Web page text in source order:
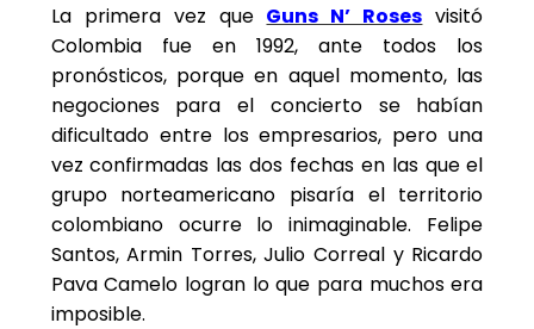
La primera vez que Guns N’ Roses visitó
Colombia fue en 1992, ante todos los
pronósticos, porque en aquel momento, las
negociones para el concierto se habían
dificultado entre los empresarios, pero una
vez confirmadas las dos fechas en las que el
grupo norteamericano pisaría el territorio
colombiano ocurre lo inimaginable. Felipe
Santos, Armin Torres, Julio Correal y Ricardo
Pava Camelo logran lo que para muchos era
imposible.